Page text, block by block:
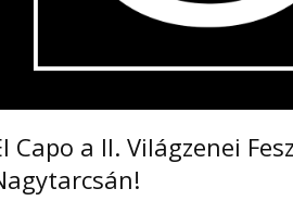
II. Világzenei Fesztiválon